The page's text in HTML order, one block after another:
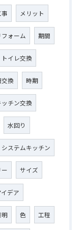
メリット
フォーム 期間
トイレ交換
換 時期
ッチン交換
水回り
システムキッチン
サイズ
イデア
明 色 工程